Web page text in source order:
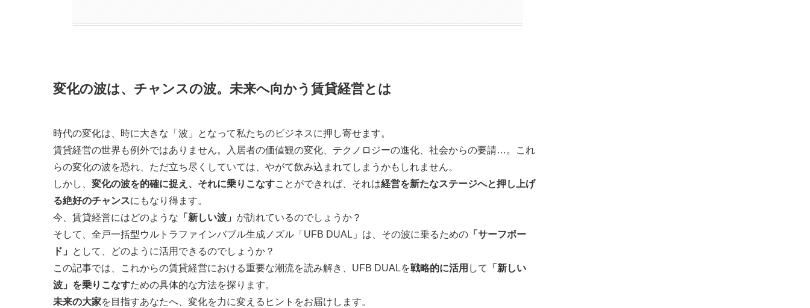
変化の波は、チャンスの波。未来へ向かう賃貸経営とは
時代の変化は、時に大きな「波」となって私たちのビジネスに押し寄せます。
賃貸経営の世界も例外ではありません。入居者の価値観の変化、テクノロジーの進化、社会からの要請…。これ
らの変化の波を恐れ、ただ立ち尽くしていては、やがて飲み込まれてしまうかもしれません。
しかし、 変化の波を的確に捉え、それに乗りこなすことができれば、それは経営を新たなステージへと押し上げ
る絶好のチャンスにもなり得ます。
今、賃貸経営にはどのような 「新しい波」 が訪れているのでしょうか？
そして、全戸一括型ウルトラファインバブル生成ノズル「UFB DUAL」は、その波に乗るための 「サーフボー
ド」
として、どのように活用できるのでしょうか？
この記事では、これからの賃貸経営における重要な潮流を読み解き、UFB DUALを戦略的に活用 して
「新しい
波」を乗りこなすための具体的な方法を探ります。
未来の大家を目指すあなたへ、変化を力に変えるヒントをお届けします。